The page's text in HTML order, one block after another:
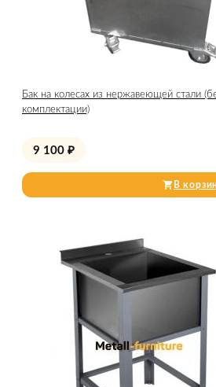
Бак на колесах из нержавеющей стали
комплектации)
9 100 ₽
В